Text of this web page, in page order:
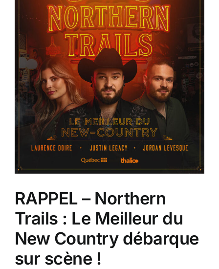
RAPPEL – Northern
Trails : Le Meilleur du
New Country débarque
sur scène !